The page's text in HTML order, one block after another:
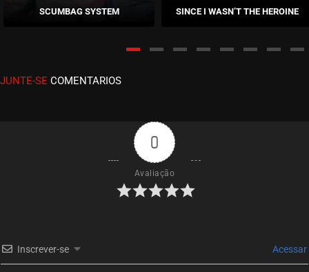
ASSISTIDO
EPISÓDIO 210
agosto 02, 2026
EPISÓDIO 209
EPISÓDIO 208
SCUMBAG SYSTEM SINCE I WASN’T THE HEROINE
JUNTE-SE COMENTARIOS
0
Avaliação
Inscrever-se Acessar